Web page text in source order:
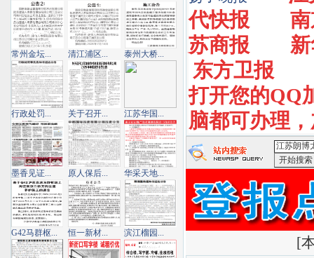
代快报
苏商报
东方卫报
打开您的QQ
脑都可办理
[
常州金坛... 清江浦区... 泰州大桥...
行政处罚... 关于召开... 江苏华国...
墨香见证... 原人保后... 华采天地...
G42马群枢... 恒一新材... 滨江榴园...